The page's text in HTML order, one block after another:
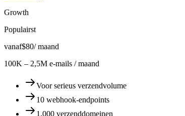
Growth
Populairst
vanaf$80/ maand
100K – 2,5M e-mails / maand
Voor serieus verzendvolume
10 webhook-endpoints
1.000 verzenddomeinen